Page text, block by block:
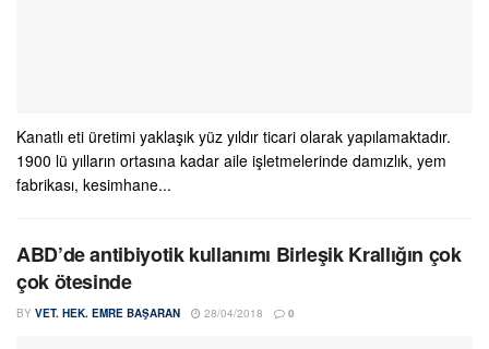
Kanatlı eti üretimi yaklaşık yüz yıldır ticari olarak yapılamaktadır.
1900 lü yılların ortasına kadar aile işletmelerinde damızlık, yem
fabrikası, kesimhane...
ABD’de antibiyotik kullanımı Birleşik Krallığın çok
çok ötesinde
BY VET. HEK. EMRE BAŞARAN 28/04/2018 0